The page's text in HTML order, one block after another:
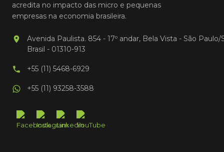
acredita no impacto das micro e pequenas
empresas na economia brasileira.
Avenida Paulista. 854 - 17º andar, Bela Vista - São Paulo/
Brasil - 01310-913
+55 (11) 5468-6929
+55 (11) 93258-3588